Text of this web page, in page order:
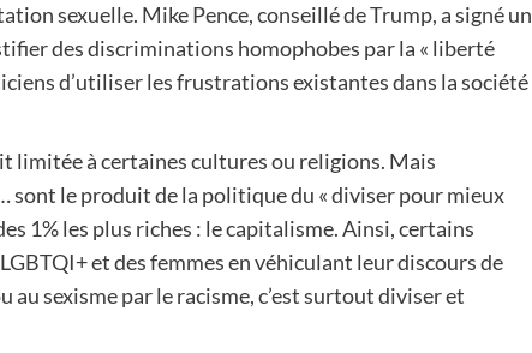
sexuelle. Mike Pence, conseillé de Trump, a signé un
des discriminations homophobes par la « liberté
d’utiliser les frustrations existantes dans la société
limitée à certaines cultures ou religions. Mais
sont le produit de la politique du « diviser pour mieux
1% les plus riches : le capitalisme. Ainsi, certains
et des femmes en véhiculant leur discours de
sexisme par le racisme, c’est surtout diviser et